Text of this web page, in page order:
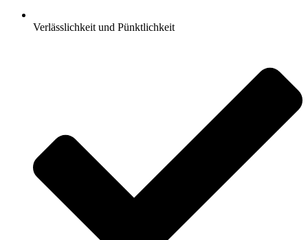
Verlässlichkeit und Pünktlichkeit